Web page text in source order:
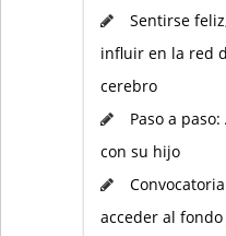
Sentirse
influir en la red
cerebro
Paso a
con su hijo
acceder al